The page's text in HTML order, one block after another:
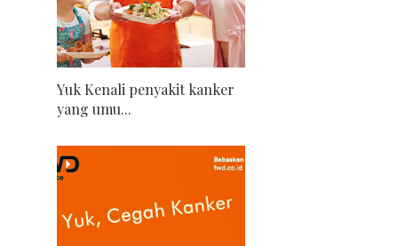
Yuk Kenali penyakit kanker
yang umu...